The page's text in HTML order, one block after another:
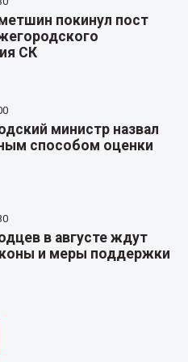
покинул пост
СК
министр назвал
способом оценки
в августе ждут
и меры поддержки